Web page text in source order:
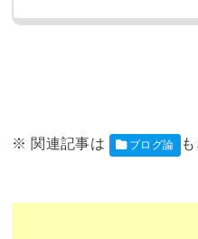
ブログ論